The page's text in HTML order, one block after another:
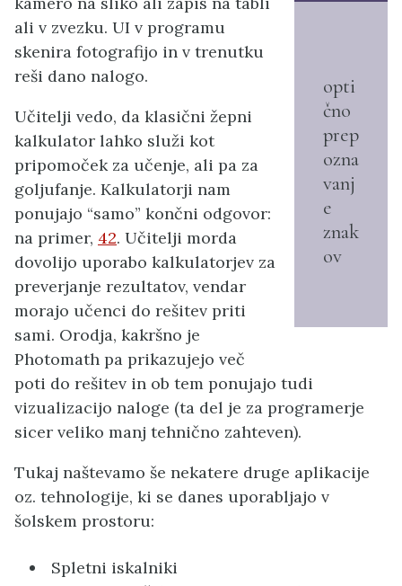
opti
čno
prep
ozna
vanj
e
znak
ov
ali v zvezku. UI v programu
skenira fotografijo in v trenutku
reši dano nalogo.
Učitelji vedo, da klasični žepni
kalkulator lahko služi kot
pripomoček za učenje, ali pa za
goljufanje. Kalkulatorji nam
ponujajo “samo” končni odgovor:
na primer, 42. Učitelji morda
dovolijo uporabo kalkulatorjev za
preverjanje rezultatov, vendar
morajo učenci do rešitev priti
sami. Orodja, kakršno je
Photomath pa prikazujejo več
poti do rešitev in ob tem ponujajo tudi
vizualizacijo naloge (ta del je za programerje
sicer veliko manj tehnično zahteven).
Tukaj naštevamo še nekatere druge aplikacije
oz. tehnologije, ki se danes uporabljajo v
šolskem prostoru:
Spletni iskalniki